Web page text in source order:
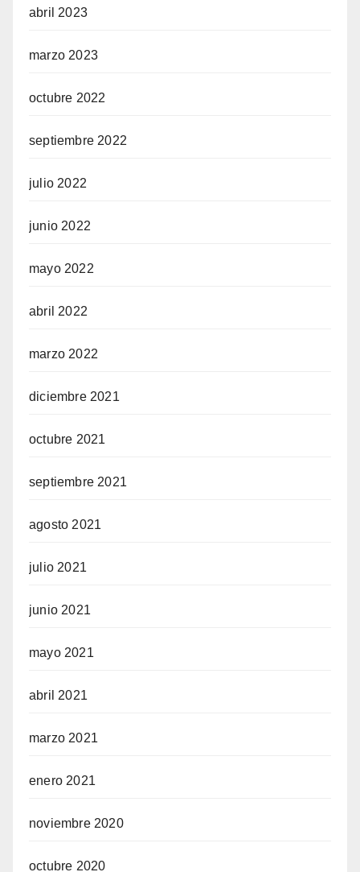
abril 2023
marzo 2023
octubre 2022
septiembre 2022
julio 2022
junio 2022
mayo 2022
abril 2022
marzo 2022
diciembre 2021
octubre 2021
septiembre 2021
agosto 2021
julio 2021
junio 2021
mayo 2021
abril 2021
marzo 2021
enero 2021
noviembre 2020
octubre 2020